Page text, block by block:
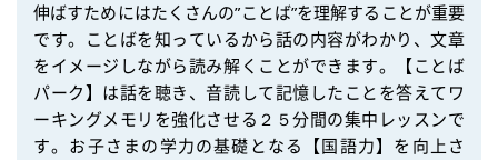
伸ばすためにはたくさんの”ことば”を理解することが重要
です。ことばを知っているから話の内容がわかり、文章
をイメージしながら読み解くことができます。【ことば
パーク】は話を聴き、音読して記憶したことを答えてワ
ーキングメモリを強化させる２５分間の集中レッスンで
す。お子さまの学力の基礎となる【国語力】を向上さ